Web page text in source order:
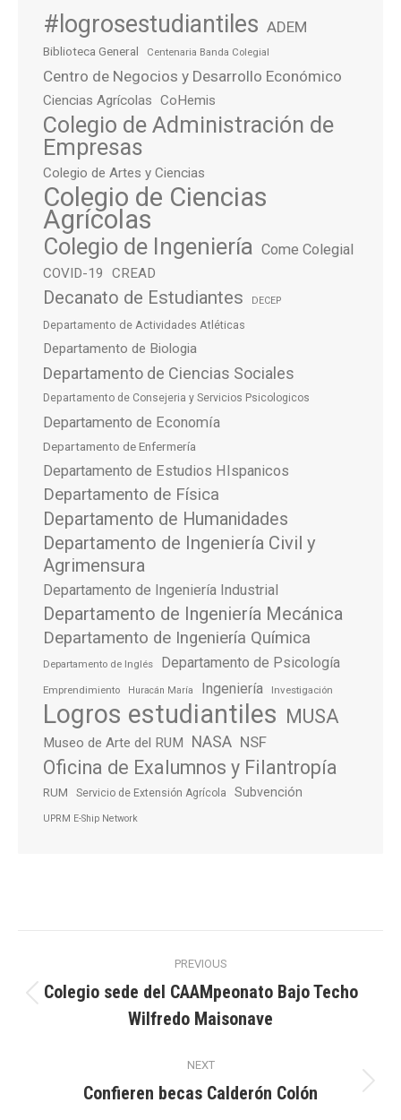
#logrosestudiantiles ADEM
Biblioteca General Centenaria Banda Colegial
Centro de Negocios y Desarrollo Económico
Ciencias Agrícolas CoHemis
Colegio de Administración de
Empresas
Colegio de Artes y Ciencias
Colegio de Ciencias
Agrícolas
Colegio de Ingeniería Come Colegial
COVID-19 CREAD
Decanato de Estudiantes DECEP
Departamento de Actividades Atléticas
Departamento de Biologia
Departamento de Ciencias Sociales
Departamento de Consejeria y Servicios Psicologicos
Departamento de Economía
Departamento de Enfermería
Departamento de Estudios HIspanicos
Departamento de Física
Departamento de Humanidades
Departamento de Ingeniería Civil y
Agrimensura
Departamento de Ingeniería Industrial
Departamento de Ingeniería Mecánica
Departamento de Ingeniería Química
Departamento de Inglés Departamento de Psicología
Emprendimiento Huracán María Ingeniería Investigación
Logros estudiantiles MUSA
Museo de Arte del RUM NASA NSF
Oficina de Exalumnos y Filantropía
RUM Servicio de Extensión Agrícola Subvención
UPRM E-Ship Network
navigation
PREVIOUS
Previous
post:
Colegio sede del CAAMpeonato Bajo Techo
Wilfredo Maisonave
NEXT
Next
Confieren becas Calderón Colón